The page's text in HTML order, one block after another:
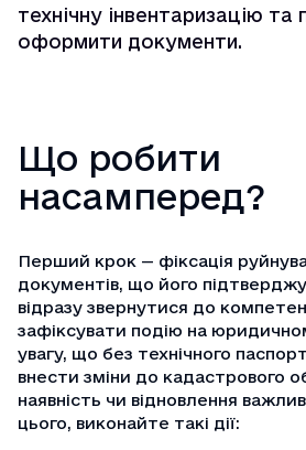
технічну інвентаризацію та
оформити документи.
Що робити
насамперед?
Перший крок — фіксація
документів, що його
відразу звернутися до
зафіксувати подію на
увагу, що без технічного
внести зміни до кадастрового
наявність чи відновлення
цього, виконайте такі дії: